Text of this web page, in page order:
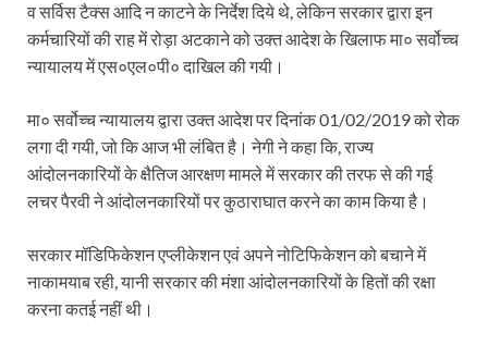
व सर्विस टैक्स आदि न काटने के निर्देश दिये थे, लेकिन सरकार द्वारा इन
कर्मचारियों की राह में रोड़ा अटकाने को उक्त आदेश के खिलाफ मा० सर्वोच्च
न्यायालय में एस०एल०पी० दाखिल की गयी।
मा० सर्वोच्च न्यायालय द्वारा उक्त आदेश पर दिनांक 01/02/2019 को रोक
लगा दी गयी, जो कि आज भी लंबित है। नेगी ने कहा कि, राज्य
आंदोलनकारियों के क्षैतिज आरक्षण मामले में सरकार की तरफ से की गई
लचर पैरवी ने आंदोलनकारियों पर कुठाराघात करने का काम किया है।
सरकार मॉडिफिकेशन एप्लीकेशन एवं अपने नोटिफिकेशन को बचाने में
नाकामयाब रही, यानी सरकार की मंशा आंदोलनकारियों के हितों की रक्षा
करना कतई नहीं थी।